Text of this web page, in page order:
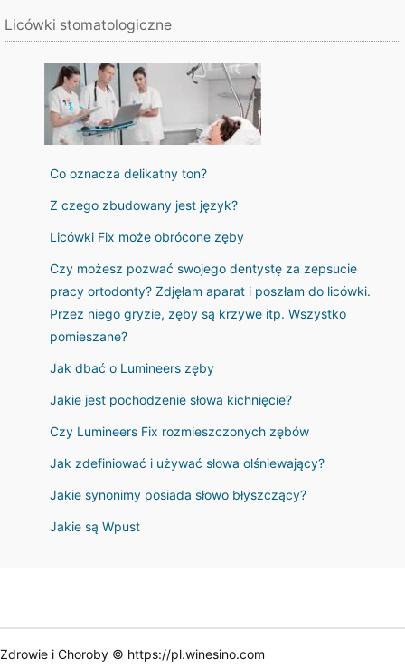
Licówki stomatologiczne
Co oznacza delikatny ton?
Z czego zbudowany jest język?
Licówki Fix może obrócone zęby
Czy możesz pozwać swojego dentystę za zepsucie
pracy ortodonty? Zdjęłam aparat i poszłam do licówki.
Przez niego gryzie, zęby są krzywe itp. Wszystko
pomieszane?
Jak dbać o Lumineers zęby
Jakie jest pochodzenie słowa kichnięcie?
Czy Lumineers Fix rozmieszczonych zębów
Jak zdefiniować i używać słowa olśniewający?
Jakie synonimy posiada słowo błyszczący?
Jakie są Wpust
Zdrowie i Choroby © https://pl.winesino.com